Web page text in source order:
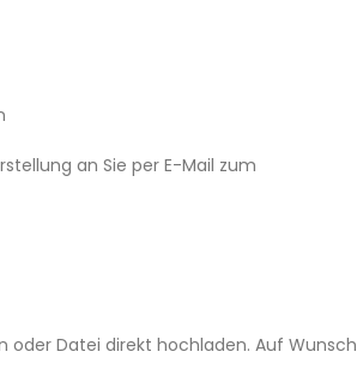
an Sie per E-Mail zum
oder Datei direkt hochladen. Auf Wunsch